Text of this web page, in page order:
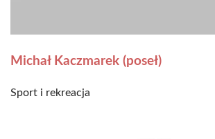
Michał Kaczmarek (poseł)
Sport i rekreacja